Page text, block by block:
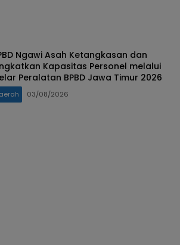
Ngawi Asah Ketangkasan dan
Kapasitas Personel melalui
Peralatan BPBD Jawa Timur 2026
03/08/2026